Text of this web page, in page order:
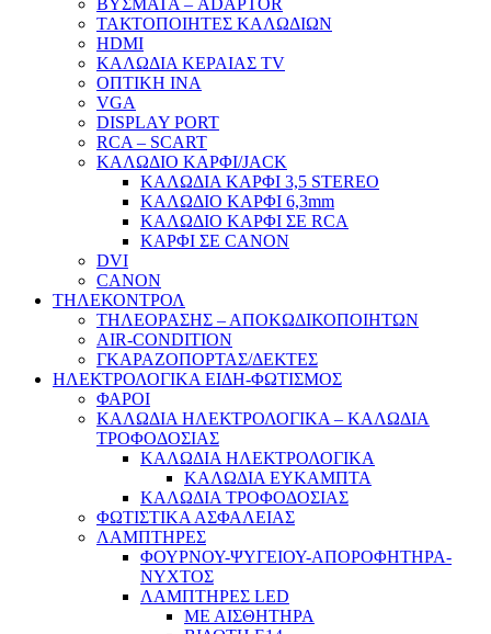
ΒΥΣΜΑΤΑ – ADAPTOR
ΤΑΚΤΟΠΟΙΗΤΕΣ ΚΑΛΩΔΙΩΝ
HDMI
ΚΑΛΩΔΙΑ ΚΕΡΑΙΑΣ TV
ΟΠΤΙΚΗ ΙΝΑ
VGA
DISPLAY PORT
RCA – SCART
ΚΑΛΩΔΙΟ ΚΑΡΦΙ/JACK
ΚΑΛΩΔΙΑ ΚΑΡΦΙ 3,5 STEREO
ΚΑΛΩΔΙΟ ΚΑΡΦΙ 6,3mm
ΚΑΛΩΔΙΟ ΚΑΡΦΙ ΣΕ RCA
ΚΑΡΦΙ ΣΕ CANON
DVI
CANON
ΤΗΛΕΚΟΝΤΡΟΛ
ΤΗΛΕΟΡΑΣΗΣ – ΑΠΟΚΩΔΙΚΟΠΟΙΗΤΩΝ
AIR-CONDITION
ΓΚΑΡΑΖΟΠΟΡΤΑΣ/ΔΕΚΤΕΣ
ΗΛΕΚΤΡΟΛΟΓΙΚΑ ΕΙΔΗ-ΦΩΤΙΣΜΟΣ
ΦΑΡΟΙ
ΚΑΛΩΔΙΑ ΗΛΕΚΤΡΟΛΟΓΙΚΑ – ΚΑΛΩΔΙΑ
ΤΡΟΦΟΔΟΣΙΑΣ
ΚΑΛΩΔΙΑ ΗΛΕΚΤΡΟΛΟΓΙΚΑ
ΚΑΛΩΔΙΑ ΕΥΚΑΜΠΤΑ
ΚΑΛΩΔΙΑ ΤΡΟΦΟΔΟΣΙΑΣ
ΦΩΤΙΣΤΙΚΑ ΑΣΦΑΛΕΙΑΣ
ΛΑΜΠΤΗΡΕΣ
ΦΟΥΡΝΟΥ-ΨΥΓΕΙΟΥ-ΑΠΟΡΟΦΗΤΗΡΑ-
ΝΥΧΤΟΣ
ΛΑΜΠΤΗΡΕΣ LED
ΜΕ ΑΙΣΘΗΤΗΡΑ